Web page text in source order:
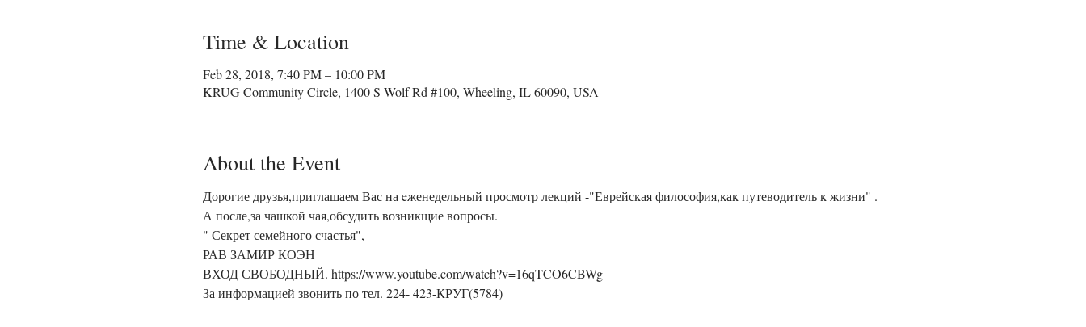
Time & Location
Feb 28, 2018, 7:40 PM – 10:00 PM
KRUG Community Circle, 1400 S Wolf Rd #100, Wheeling, IL 60090, USA
About the Event
Дорогие друзья,приглашаем Вас на eженедельный просмотр лекций -"Еврейская философия,как путеводитель к жизни" .
А после,за чашкой чая,обсудить возникщие вопросы.
" Секрет семейного счастья",
РАВ ЗАМИР КОЭН
ВХОД СВОБОДНЫЙ. https://www.youtube.com/watch?v=16qTCO6CBWg
За информацией звонить по тел. 224- 423-КРУГ(5784)